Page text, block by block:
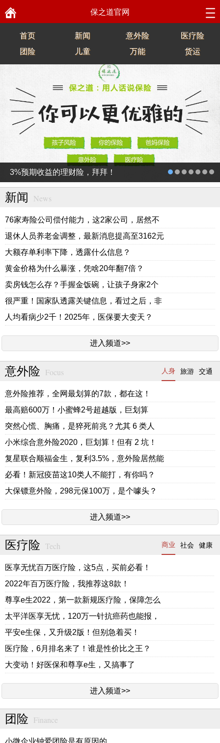
保之道官网
首页 新闻 意外险
医疗险
团险
儿童 万能 货运
3%预期收益的理财险，拜拜！
新闻 News
76家寿险公司偿付能力，这2家公司，居然不
退休人员养老金调整，最新消息提高至3162元
大额存单利率下降，透露什么信息？
黄金价格为什么暴涨，凭啥20年翻7倍？
卖房钱怎么存？手握金饭碗，让孩子身家2个
很严重！国家队透露关键信息，看过之后，非
人均看病少2千！2025年，医保要大变天？
进入频道>>
意外险 Focus 人身 旅游 交通
意外险推荐，全网最划算的7款，都在这！
最高赔600万！小蜜蜂2号超越版，巨划算
突然心慌、胸痛，是猝死前兆？尤其 6 类人
小米综合意外险2020，巨划算！但有 2 坑！
复星联合顺福金生，复利3.5%，意外险居然能
必看！新冠疫苗这10类人不能打，有你吗？
大保镖意外险，298元保100万，是个噱头？
进入频道>>
医疗险 Tech 商业 社会 健康
医享无忧百万医疗险，这5点，买前必看！
2022年百万医疗险，我推荐这8款！
尊享e生2022，第一款新规医疗险，保障怎么
太平洋医享无忧，120万一针抗癌药也能报，
平安e生保，又升级2版！但别急着买！
医疗险，6月排名来了！谁是性价比之王？
大变动！好医保和尊享e生，又搞事了
进入频道>>
团险 Finance
小微企业钟爱团险是有原因的